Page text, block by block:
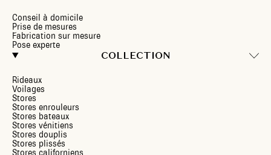
Conseil à domicile
Prise de mesures
Fabrication sur mesure
Pose experte
COLLECTION
Rideaux
Voilages
Stores
Stores enrouleurs
Stores bateaux
Stores vénitiens
Stores douplis
Stores plissés
Stores californiens